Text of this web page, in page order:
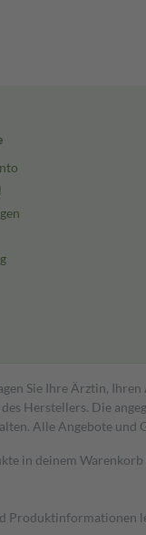
Sie Ihre Ärztin,
Herstellers. Die
Alle Angebote und
in deinem
Produktinformationen